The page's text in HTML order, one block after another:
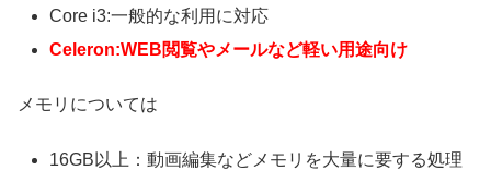
Core i3:一般的な利用に対応
Celeron:WEB閲覧やメールなど軽い用途向け
メモリについては
16GB以上：動画編集などメモリを大量に要する処理